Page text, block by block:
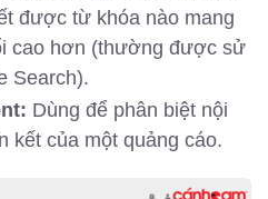
được từ khóa nào mang
cao hơn (thường được sử
Search).
Dùng để phân biệt nội
kết của một quảng cáo.